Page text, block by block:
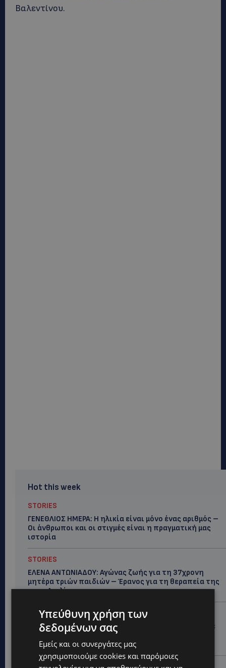
Βαλεντίνου.
Hot this week
STORIES
ΓΕΝΕΘΛΙΟΣ ΗΜΕΡΑ: Η ηλικία είναι μόνο ένας αριθμός –
Οι άνθρωποι και οι στιγμές είναι η πραγματική μας
ιστορία
STORIES
ΕΛΕΝΑ ΑΝΤΩΝΙΑΔΟΥ: Αγώνας ζωής για τη 37χρονη
μητέρα τριών παιδιών – Έρανος για τη θεραπεία της
στην Αγγλία
UPDATES
ΚΑΤΑΓΓΕΛΙΑ: Για άνδρα που φέρεται να παρενοχλούσε
γυναίκες στο Δασούδι – Σε εξέλιξη οι αστυνομικές
έρευνες
Υπεύθυνη χρήση των
δεδομένων σας
Εμείς και οι συνεργάτες μας
χρησιμοποιούμε cookies και παρόμοιες